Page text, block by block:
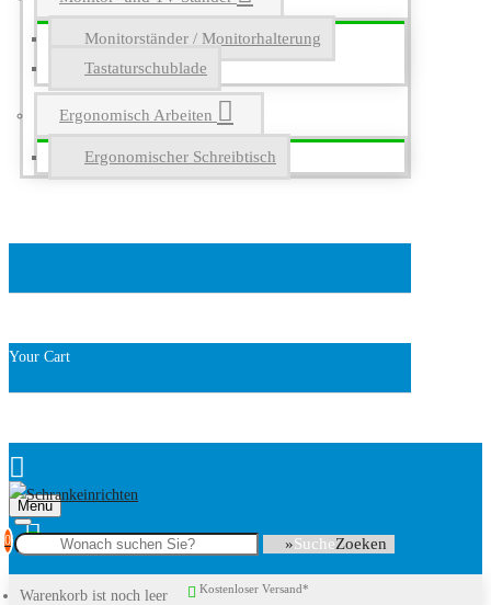
Monitorständer / Monitorhalterung
Tastaturschublade
Ergonomisch Arbeiten
Ergonomischer Schreibtisch
Your Cart
Menu
0
Warenkorb ist noch leer
Suche
Kostenloser Versand*